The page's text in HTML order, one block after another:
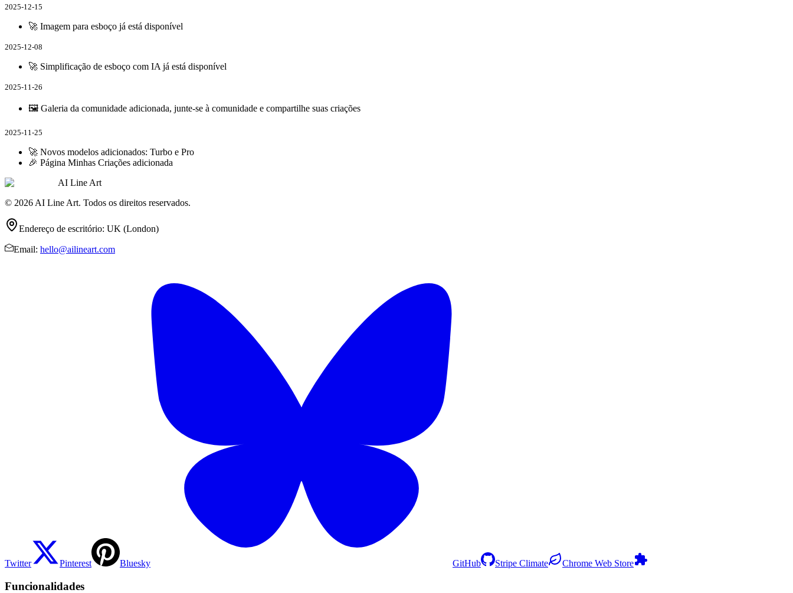
2025-12-15
🚀 Imagem para esboço já está disponível
2025-12-08
🚀 Simplificação de esboço com IA já está disponível
2025-11-26
🖼️ Galeria da comunidade adicionada, junte-se à comunidade e compartilhe suas criações
2025-11-25
🚀 Novos modelos adicionados: Turbo e Pro
🎉 Página Minhas Criações adicionada
AI Line Art
© 2026 AI Line Art. Todos os direitos reservados.
Endereço de escritório: UK (London)
Email: hello@ailineart.com
Twitter Pinterest Bluesky GitHub Stripe Climate Chrome Web Store
Funcionalidades